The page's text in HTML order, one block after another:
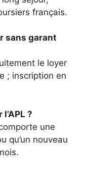
français.
sans garant
le loyer
; inscription en
?
une
qu’un nouveau